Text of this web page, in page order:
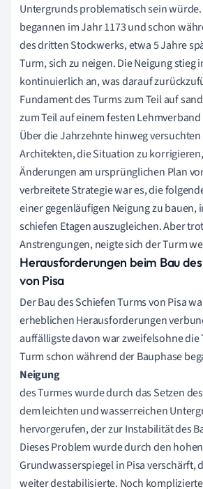
Untergrunds problematisch sein
begannen im Jahr 1173 und schon
des dritten Stockwerks, etwa 5 Jahre
Turm, sich zu neigen. Die Neigung stieg
kontinuierlich an, was darauf
Fundament des Turms zum Teil auf
zum Teil auf einem festen
Über die Jahrzehnte hinweg
Architekten, die Situation zu
Änderungen am ursprünglichen Plan
verbreitete Strategie war es, die
einer gegenläufigen Neigung zu bauen,
schiefen Etagen auszugleichen. Aber
Anstrengungen, neigte sich der Turm
Herausforderungen beim Bau
von Pisa
Der Bau des Schiefen Turms von Pisa
erheblichen Herausforderungen
auffälligste davon war zweifelsohne die
Turm schon während der Bauphase
Neigung
des Turmes wurde durch das Setzen
dem leichten und wasserreichen
hervorgerufen, der zur Instabilität des
Dieses Problem wurde durch den hohen
Grundwasserspiegel in Pisa verschärft,
weiter destabilisierte. Noch